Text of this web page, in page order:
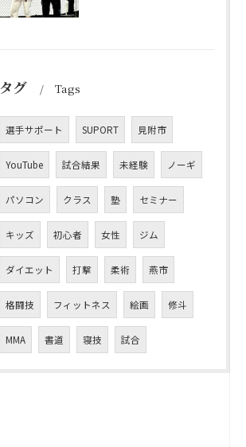
タグ Tags
選手サポート SUPORT 見附市
YouTube 試合結果 未経験 ノーギ
パソコン クラス 塾 セミナー
キッズ 初心者 女性 ジム
ダイエット 打撃 柔術 燕市
格闘技 フィットネス 絵画 修斗
MMA 書道 寝技 試合